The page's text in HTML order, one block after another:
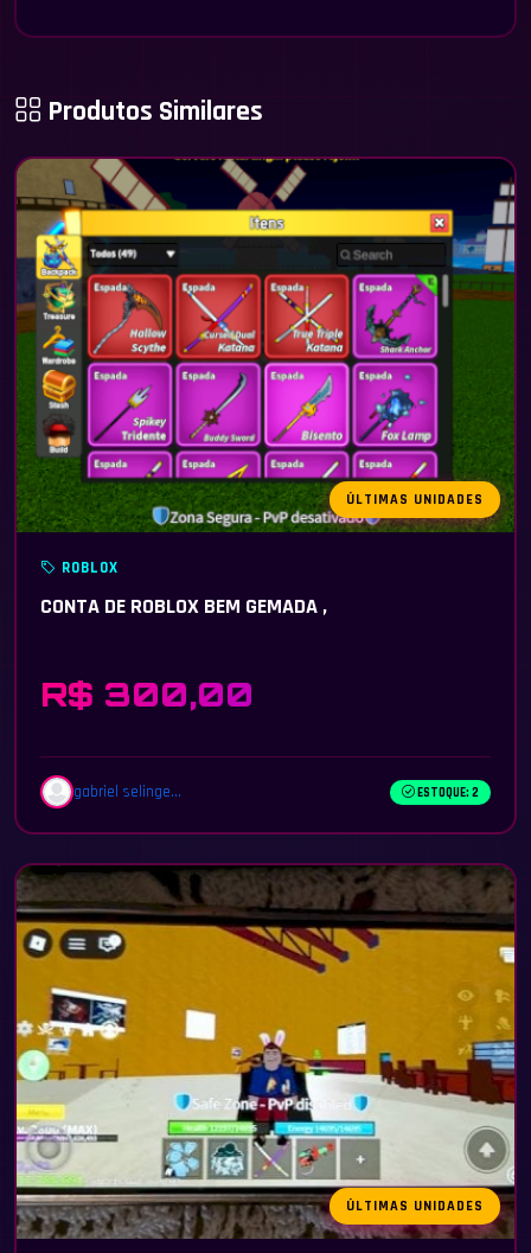
Produtos Similares
ÚLTIMAS UNIDADES
ROBLOX
CONTA DE ROBLOX BEM GEMADA ,
R$ 300,00
gabriel selinge... ESTOQUE: 2
ÚLTIMAS UNIDADES